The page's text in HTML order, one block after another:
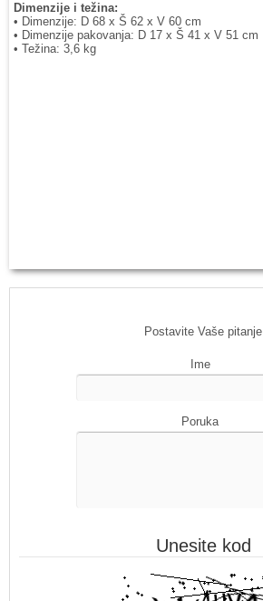
Dimenzije i težina:
• Dimenzije: D 68 x Š 62 x V 60 cm
• Dimenzije pakovanja: D 17 x Š 41 x V 51 cm
• Težina: 3,6 kg
Postavite Vaše pitanje
Ime
Poruka
Unesite kod